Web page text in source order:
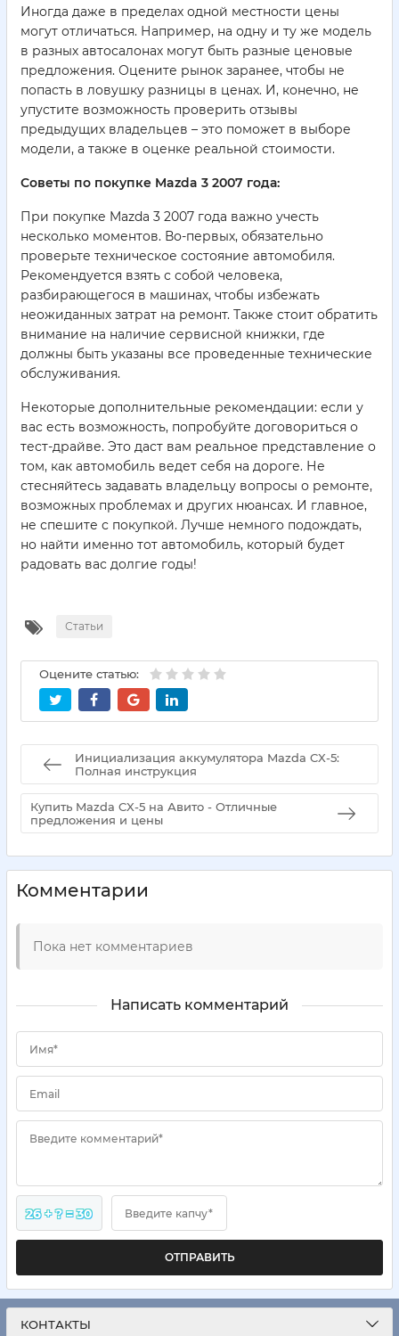
Иногда даже в пределах одной местности цены
могут отличаться. Например, на одну и ту же модель
в разных автосалонах могут быть разные ценовые
предложения. Оцените рынок заранее, чтобы не
попасть в ловушку разницы в ценах. И, конечно, не
упустите возможность проверить отзывы
предыдущих владельцев – это поможет в выборе
модели, а также в оценке реальной стоимости.
Советы по покупке Mazda 3 2007 года:
При покупке Mazda 3 2007 года важно учесть
несколько моментов. Во-первых, обязательно
проверьте техническое состояние автомобиля.
Рекомендуется взять с собой человека,
разбирающегося в машинах, чтобы избежать
неожиданных затрат на ремонт. Также стоит обратить
внимание на наличие сервисной книжки, где
должны быть указаны все проведенные технические
обслуживания.
Некоторые дополнительные рекомендации: если у
вас есть возможность, попробуйте договориться о
тест-драйве. Это даст вам реальное представление о
том, как автомобиль ведет себя на дороге. Не
стесняйтесь задавать владельцу вопросы о ремонте,
возможных проблемах и других нюансах. И главное,
не спешите с покупкой. Лучше немного подождать,
но найти именно тот автомобиль, который будет
радовать вас долгие годы!
Статьи
Оцените статью:
Инициализация аккумулятора Mazda CX-5:
Полная инструкция
Купить Mazda CX-5 на Авито - Отличные
предложения и цены
Комментарии
Пока нет комментариев
Написать комментарий
Имя*
Email
Введите комментарий*
26 + ? = 30 Введите капчу*
ОТПРАВИТЬ
КОНТАКТЫ